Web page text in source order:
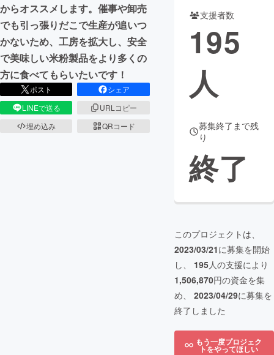
からオススメします。催事や卸売
でも引っ張りだこで生産が追いつ
かないため、工房を拡大し、安全
で美味しい米粉製品をより多くの
方に食べてもらいたいです！
ポスト
シェア
LINEで送る
URLコピー
埋め込み
QRコード
支援者数
195
人
募集終了まで残
り
終了
このプロジェクトは、
2023/03/21に募集を開始
し、 195人の支援により
1,506,870円の資金を集
め、 2023/04/29に募集を
終了しました
もう一度プロジェク
トをやってほしい